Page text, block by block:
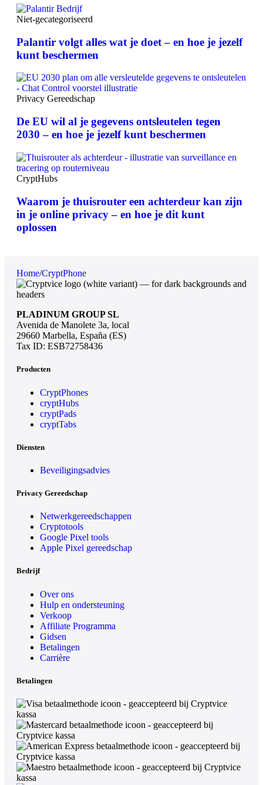
Niet-gecategoriseerd
Palantir volgt alles wat je doet – en hoe je jezelf
kunt beschermen
Privacy Gereedschap
De EU wil al je gegevens ontsleutelen tegen
2030 – en hoe je jezelf kunt beschermen
CryptHubs
Waarom je thuisrouter een achterdeur kan zijn
in je online privacy – en hoe je dit kunt
oplossen
Home/CryptPhone
PLADINUM GROUP SL
Avenida de Manolete 3a, local
29660 Marbella, España (ES)
Tax ID: ESB72758436
Producten
CryptPhones
cryptHubs
cryptPads
cryptTabs
Diensten
Beveiligingsadvies
Privacy Gereedschap
Netwerkgereedschappen
Cryptotools
Google Pixel tools
Apple Pixel gereedschap
Bedrijf
Over ons
Hulp en ondersteuning
Verkoop
Affiliate Programma
Gidsen
Betalingen
Carrière
Betalingen